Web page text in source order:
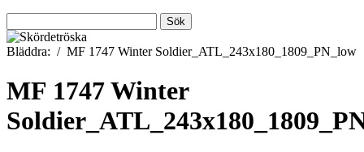
efter:
Bläddra:
MF 1747 Winter Soldier_ATL_243x180_1809_PN_low
MF 1747 Winter